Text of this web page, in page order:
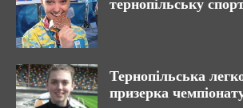
тернопільську
Тернопільська
призерка